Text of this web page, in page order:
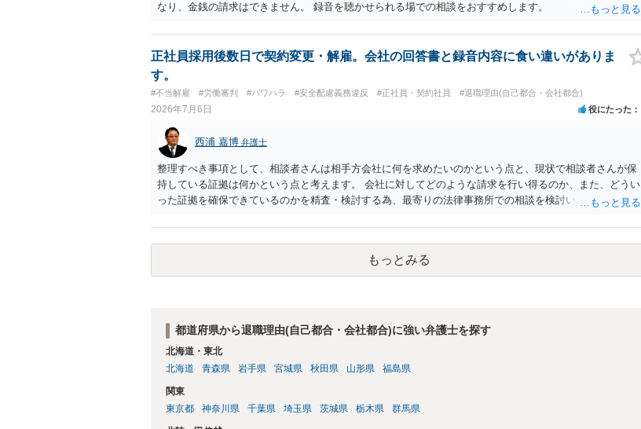
なり、金銭の請求はできません。 録音を聴かせられる場での相談をおすすめします。
正社員採用後数日で契約変更・解雇。会社の回答書と録音内容に食い違いがありま
す。
#不当解雇 #労働審判 #パワハラ #安全配慮義務違反 #正社員・契約社員 #退職理由(自己都合・会社都合)
2026年7月6日 役にたった
西浦 嘉博 弁護士
整理すべき事項として、相談者さんは相手方会社に何を求めたいのかという点と、現状で相談者さんが保
持している証拠は何かという点と考えます。 会社に対してどのような請求を行い得るのか、また、どうい
った証拠を確保できているのかを精査・検討する為、最寄りの法律事務所での相談を検討いただければと
もっとみる
都道府県から退職理由(自己都合・会社都合)に強い弁護士を探す
北海道・東北
北海道
青森県 岩手県 宮城県 秋田県 山形県 福島県
関東
東京都
神奈川県 千葉県 埼玉県 茨城県 栃木県 群馬県